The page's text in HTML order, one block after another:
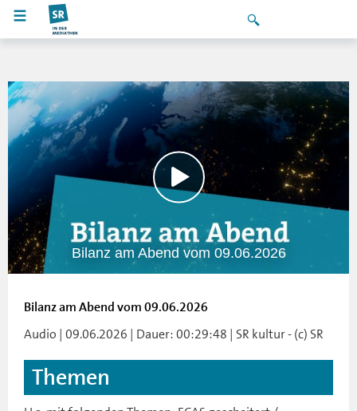
Bilanz am Abend vom 09.06.2026
Bilanz am Abend vom 09.06.2026
Audio | 09.06.2026 | Dauer: 00:29:48 | SR kultur - (c) SR
Themen